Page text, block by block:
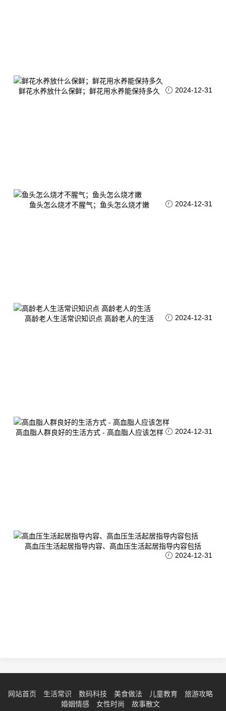
鲜花水养放什么保鲜；鲜花用水养能保持多久 2024-12-31
鱼头怎么烧才不腥气；鱼头怎么烧才嫩 2024-12-31
高龄老人生活常识知识点 高龄老人的生活 2024-12-31
高血脂人群良好的生活方式 - 高血脂人应该怎样 2024-12-31
高血压生活起居指导内容、高血压生活起居指导内容包括
2024-12-31
网站首页 生活常识 数码科技 美食做法 儿童教育
旅游攻略
婚姻情感
女性时尚 故事散文